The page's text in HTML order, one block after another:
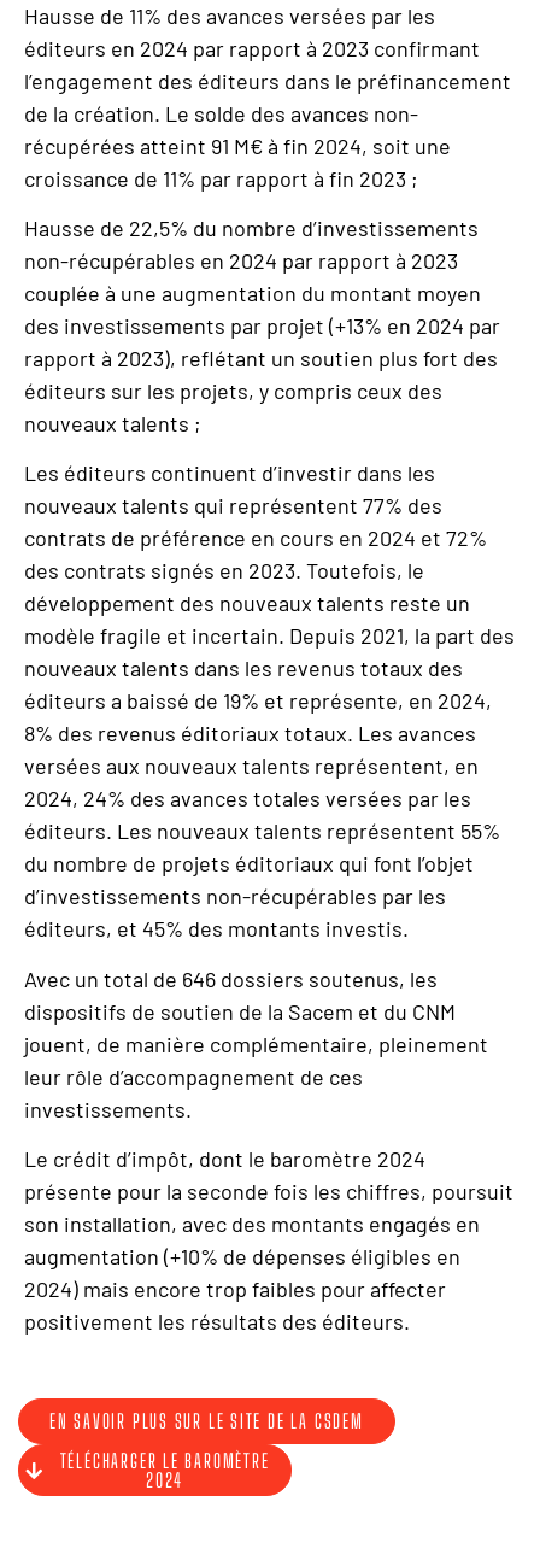
Hausse de 11% des avances versées par les
éditeurs en 2024 par rapport à 2023 confirmant
l’engagement des éditeurs dans le préfinancement
de la création. Le solde des avances non-
récupérées atteint 91 M€ à fin 2024, soit une
croissance de 11% par rapport à fin 2023 ;
Hausse de 22,5% du nombre d’investissements
non-récupérables en 2024 par rapport à 2023
couplée à une augmentation du montant moyen
des investissements par projet (+13% en 2024 par
rapport à 2023), reflétant un soutien plus fort des
éditeurs sur les projets, y compris ceux des
nouveaux talents ;
Les éditeurs continuent d’investir dans les
nouveaux talents qui représentent 77% des
contrats de préférence en cours en 2024 et 72%
des contrats signés en 2023. Toutefois, le
développement des nouveaux talents reste un
modèle fragile et incertain. Depuis 2021, la part des
nouveaux talents dans les revenus totaux des
éditeurs a baissé de 19% et représente, en 2024,
8% des revenus éditoriaux totaux. Les avances
versées aux nouveaux talents représentent, en
2024, 24% des avances totales versées par les
éditeurs. Les nouveaux talents représentent 55%
du nombre de projets éditoriaux qui font l’objet
d’investissements non-récupérables par les
éditeurs, et 45% des montants investis.
Avec un total de 646 dossiers soutenus, les
dispositifs de soutien de la Sacem et du CNM
jouent, de manière complémentaire, pleinement
leur rôle d’accompagnement de ces
investissements.
Le crédit d’impôt, dont le baromètre 2024
présente pour la seconde fois les chiffres, poursuit
son installation, avec des montants engagés en
augmentation (+10% de dépenses éligibles en
2024) mais encore trop faibles pour affecter
positivement les résultats des éditeurs.
EN SAVOIR PLUS SUR LE SITE DE LA CSDEM
TÉLÉCHARGER LE BAROMÈTRE
2024